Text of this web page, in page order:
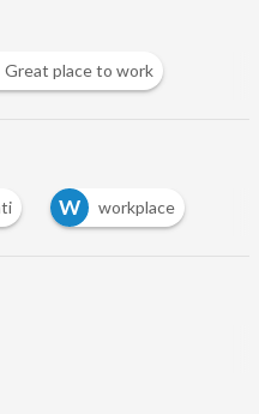
Great place to work
W workplace